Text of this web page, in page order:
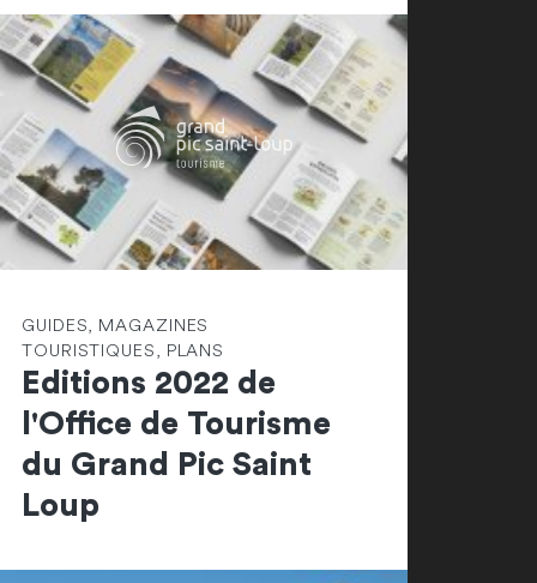
GUIDES, MAGAZINES
TOURISTIQUES, PLANS
Editions 2022 de
l'Office de Tourisme
du Grand Pic Saint
Loup